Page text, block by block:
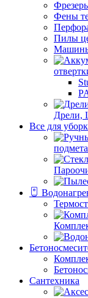
Фены
Пилы
Дрели,
Все для
Сантехника